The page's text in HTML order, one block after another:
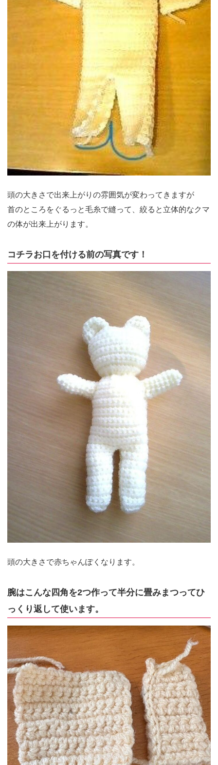
頭の大きさで出来上がりの雰囲気が変わってきますが
首のところをぐるっと毛糸で縫って、絞ると立体的なクマ
の体が出来上がります。
コチラお口を付ける前の写真です！
頭の大きさで赤ちゃんぽくなります。
腕はこんな四角を2つ作って半分に畳みまつってひ
っくり返して使います。